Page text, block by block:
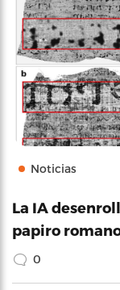
Noticias
La IA
papiro
0